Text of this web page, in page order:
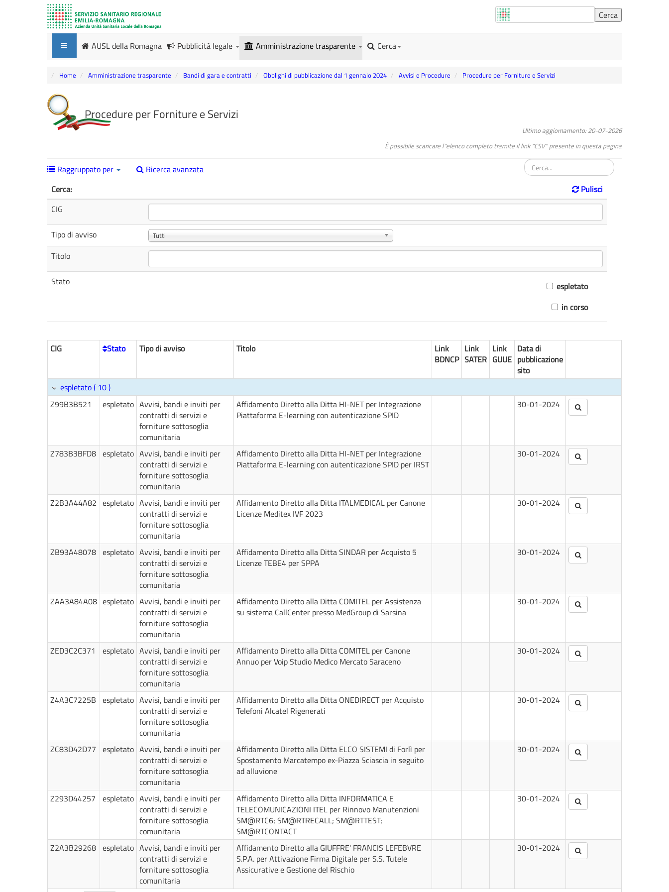
AUSL della Romagna Pubblicità legale Amministrazione trasparente Cerca
Home Amministrazione trasparente Bandi di gara e contratti Obblighi di pubblicazione dal 1 gennaio 2024 Avvisi e Procedure Procedure per Forniture e Servizi
Procedure per Forniture e Servizi
Ultimo aggiornamento: 20-07-2026
È possibile scaricare l"elenco completo tramite il link "CSV" presente in questa pagina
Raggruppato per
Ricerca avanzata
Cerca:
Pulisci
CIG
Tipo di avviso Tutti
Titolo
Stato
espletato
in corso
CIG Stato Tipo di avviso Titolo
Link
BDNCP
Link
SATER
Link
GUUE
Data di
pubblicazione
sito
espletato ( 10 )
Z99B3B521
espletato Avvisi, bandi e inviti per
contratti di servizi e
forniture sottosoglia
comunitaria
Affidamento Diretto alla Ditta HI-NET per Integrazione
Piattaforma E-learning con autenticazione SPID
30-01-2024
Z783B3BFD8 espletato Avvisi, bandi e inviti per
contratti di servizi e
forniture sottosoglia
comunitaria
Affidamento Diretto alla Ditta HI-NET per Integrazione
Piattaforma E-learning con autenticazione SPID per IRST
30-01-2024
Z2B3A44A82 espletato Avvisi, bandi e inviti per
contratti di servizi e
forniture sottosoglia
comunitaria
Affidamento Diretto alla Ditta ITALMEDICAL per Canone
Licenze Meditex IVF 2023
30-01-2024
ZB93A48078 espletato Avvisi, bandi e inviti per
contratti di servizi e
forniture sottosoglia
comunitaria
Affidamento Diretto alla Ditta SINDAR per Acquisto 5
Licenze TEBE4 per SPPA
30-01-2024
ZAA3A84A08 espletato Avvisi, bandi e inviti per
contratti di servizi e
forniture sottosoglia
comunitaria
Affidamento Diretto alla Ditta COMITEL per Assistenza
su sistema CallCenter presso MedGroup di Sarsina
30-01-2024
ZED3C2C371 espletato Avvisi, bandi e inviti per
contratti di servizi e
forniture sottosoglia
comunitaria
Affidamento Diretto alla Ditta COMITEL per Canone
Annuo per Voip Studio Medico Mercato Saraceno
30-01-2024
Z4A3C7225B espletato Avvisi, bandi e inviti per
contratti di servizi e
forniture sottosoglia
comunitaria
Affidamento Diretto alla Ditta ONEDIRECT per Acquisto
Telefoni Alcatel Rigenerati
30-01-2024
ZC83D42D77 espletato Avvisi, bandi e inviti per
contratti di servizi e
forniture sottosoglia
comunitaria
Affidamento Diretto alla Ditta ELCO SISTEMI di Forlì per
Spostamento Marcatempo ex-Piazza Sciascia in seguito
ad alluvione
30-01-2024
Z293D44257 espletato Avvisi, bandi e inviti per
contratti di servizi e
forniture sottosoglia
comunitaria
Affidamento Diretto alla Ditta INFORMATICA E
TELECOMUNICAZIONI ITEL per Rinnovo Manutenzioni
SM@RTC6; SM@RTRECALL; SM@RTTEST;
SM@RTCONTACT
30-01-2024
Z2A3B29268 espletato Avvisi, bandi e inviti per
contratti di servizi e
forniture sottosoglia
comunitaria
Affidamento Diretto alla GIUFFRE' FRANCIS LEFEBVRE
S.P.A. per Attivazione Firma Digitale per S.S. Tutele
Assicurative e Gestione del Rischio
30-01-2024